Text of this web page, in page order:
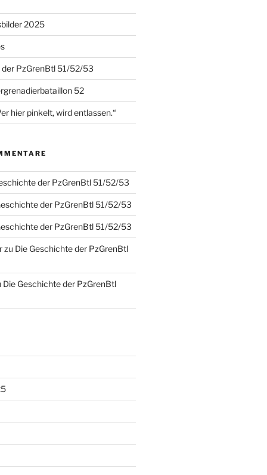
2025
der PzGrenBtl 51/52/53
52
hier pinkelt, wird entlassen.“
der PzGrenBtl 51/52/53
der PzGrenBtl 51/52/53
der PzGrenBtl 51/52/53
zu Die Geschichte der PzGrenBtl
Die Geschichte der PzGrenBtl